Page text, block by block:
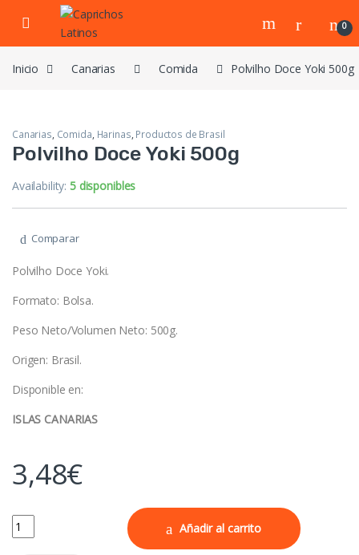
Skip to navigation
Skip to content
0
Inicio Canarias Comida Polvilho Doce Yoki 500g
Canarias, Comida, Harinas, Productos de Brasil
Polvilho Doce Yoki 500g
Availability:5 disponibles
Comparar
Polvilho Doce Yoki.
Formato: Bolsa.
Peso Neto/Volumen Neto: 500g.
Origen: Brasil.
Disponible en:
ISLAS CANARIAS
3,48€
Polvilho Doce Yoki 500g cantidad Añadir al carrito